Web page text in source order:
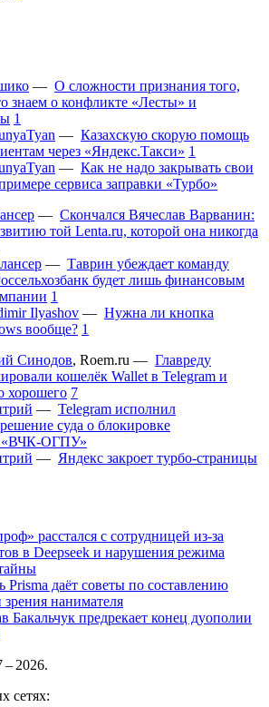
— О сложности признания того,
знаем о конфликте «Лесты» и
1
— Казахскую скорую помощь
через «Яндекс.Такси» 1
— Как не надо закрывать свои
сервиса заправки «Турбо»
— Скончался Вячеслав Варванин:
той Lenta.ru, которой она никогда
— Таврин убеждает команду
будет лишь финансовым
1
Ilyashov — Нужна ли кнопка
вообще? 1
Синодов, Roem.ru — Главреду
кошелёк Wallet в Telegram и
хорошего 7
— Telegram исполнил
суда о блокировке
«ВЧК-ОГПУ»
— Яндекс закроет турбо-страницы
расстался с сотрудницей из-за
в Deepseek и нарушения режима
Prisma даёт советы по составлению
нанимателя
Бакальчук предрекает конец дуополии
2026.
сетях: